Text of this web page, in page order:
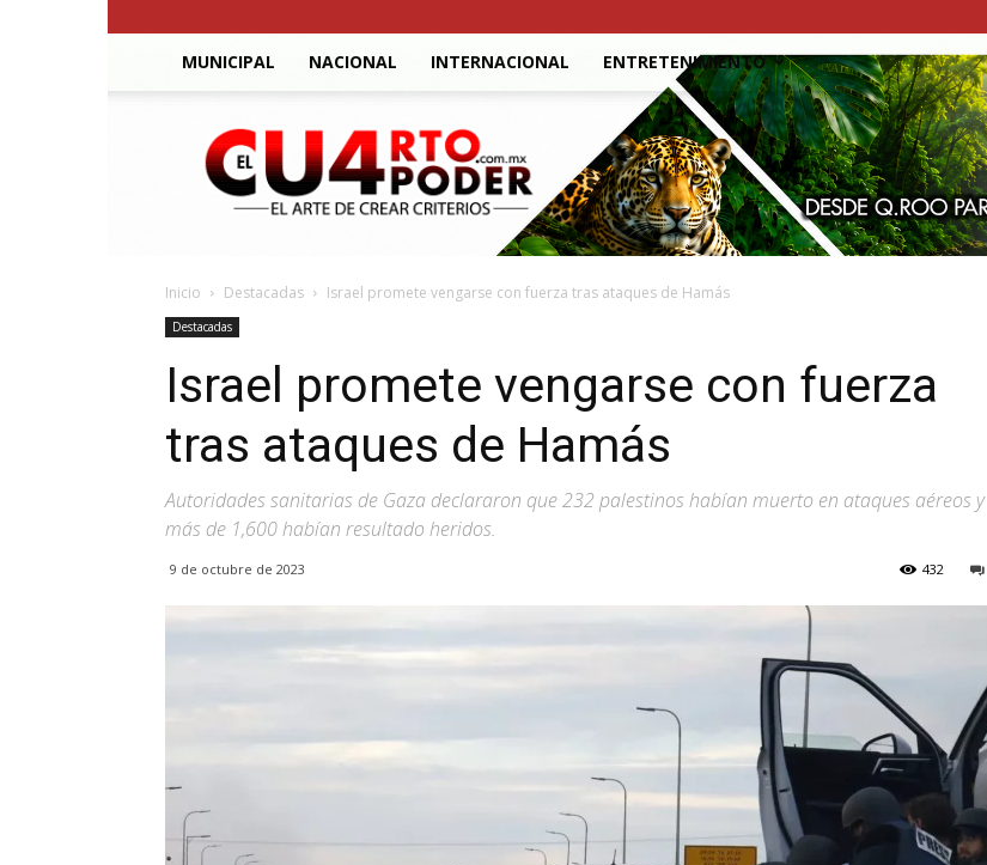
MUNICIPAL NACIONAL INTERNACIONAL ENTRETENIMIENTO
El
Cuarto
Poder
Inicio Destacadas Israel promete vengarse con fuerza tras ataques de Hamás
Destacadas
Israel promete vengarse con fuerza
tras ataques de Hamás
Autoridades sanitarias de Gaza declararon que 232 palestinos habían muerto en ataques aéreos y
más de 1,600 habían resultado heridos.
9 de octubre de 2023 432